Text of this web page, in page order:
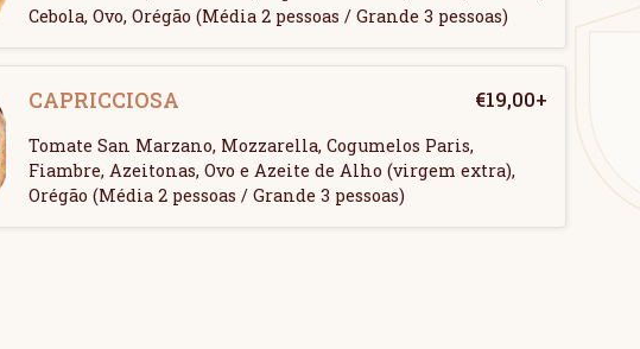
Cebola, Ovo, Orégão (Média 2 pessoas / Grande 3 pessoas)
CAPRICCIOSA €19,00+
Tomate San Marzano, Mozzarella, Cogumelos Paris,
Fiambre, Azeitonas, Ovo e Azeite de Alho (virgem extra),
Orégão (Média 2 pessoas / Grande 3 pessoas)